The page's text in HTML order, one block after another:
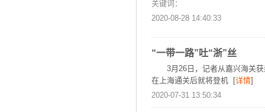
关键词：
2020-08-28 14:40:33
“一带一路”吐“浙”丝
3月26日，记者从嘉兴海关获
在上海通关后就将登机 [详情]
2020-07-31 13:50:34